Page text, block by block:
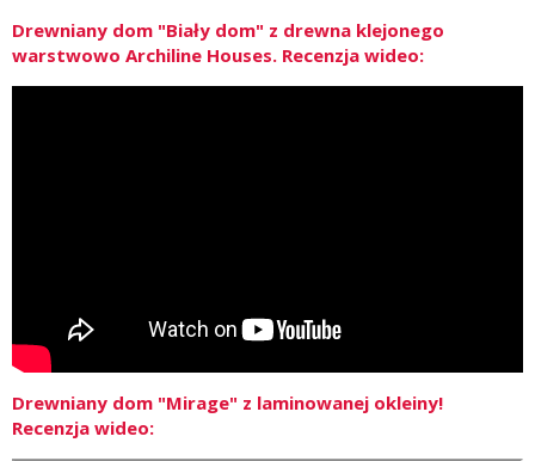
Drewniany dom "Biały dom" z drewna klejonego
warstwowo Archiline Houses. Recenzja wideo:
Drewniany dom "Mirage" z laminowanej okleiny!
Recenzja wideo: